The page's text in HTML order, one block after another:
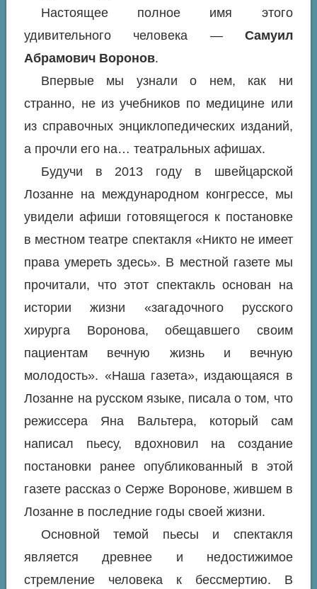
Настоящее полное имя этого
удивительного человека — Самуил
Абрамович Воронов.
Впервые мы узнали о нем, как ни
странно, не из учебников по медицине или
из справочных энциклопедических изданий,
а прочли его на… театральных афишах.
Будучи в 2013 году в швейцарской
Лозанне на международном конгрессе, мы
увидели афиши готовящегося к постановке
в местном театре спектакля «Никто не имеет
права умереть здесь». В местной газете мы
прочитали, что этот спектакль основан на
истории жизни «загадочного русского
хирурга Воронова, обещавшего своим
пациентам вечную жизнь и вечную
молодость». «Наша газета», издающаяся в
Лозанне на русском языке, писала о том, что
режиссера Яна Вальтера, который сам
написал пьесу, вдохновил на создание
постановки ранее опубликованный в этой
газете рассказ о Серже Воронове, жившем в
Лозанне в последние годы своей жизни.
Основной темой пьесы и спектакля
является древнее и недостижимое
стремление человека к бессмертию. В